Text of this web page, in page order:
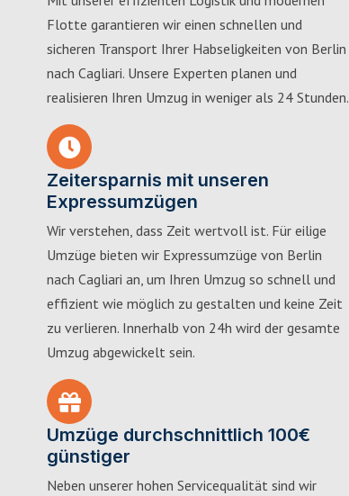
Flotte garantieren wir einen schnellen und
sicheren Transport Ihrer Habseligkeiten von Berlin
nach Cagliari. Unsere Experten planen und
realisieren Ihren Umzug in weniger als 24 Stunden.
Zeitersparnis mit unseren
Expressumzügen
Wir verstehen, dass Zeit wertvoll ist. Für eilige
Umzüge bieten wir Expressumzüge von Berlin
nach Cagliari an, um Ihren Umzug so schnell und
effizient wie möglich zu gestalten und keine Zeit
zu verlieren. Innerhalb von 24h wird der gesamte
Umzug abgewickelt sein.
Umzüge durchschnittlich 100€
günstiger
Neben unserer hohen Servicequalität sind wir